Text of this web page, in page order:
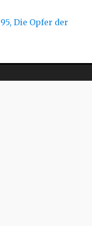
Die Opfer der